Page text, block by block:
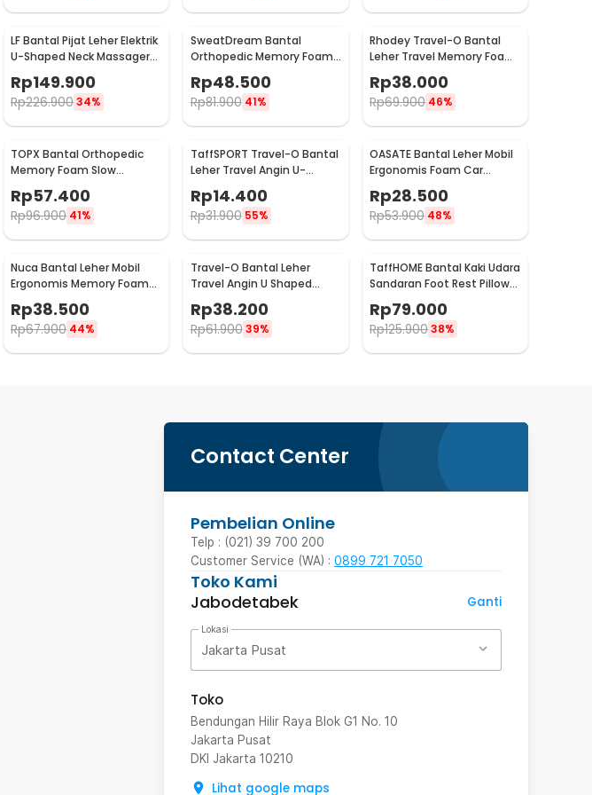
LF Bantal Pijat Leher Elektrik
U-Shaped Neck Massager
Rp149.900
Rp226.90034%
SweatDream Bantal
Orthopedic Memory Foam
Slow Rebound Bamboo -
SD600
Rp48.500
Rp81.900 41%
Rhodey Travel-O Bantal
Leher Travel Memory Foam
U-Shaped Neck Pillow -
SR43
Rp38.000
Rp69.900 46%
TOPX Bantal Orthopedic
Memory Foam Slow
48.5x28.5cm - TC100
Rp57.400
Rp96.900 41%
TaffSPORT Travel-O Bantal
Leher Travel Angin U-
Rp14.400
Rp31.900 55%
OASATE Bantal Leher Mobil
Ergonomis Foam Car
Headrest Pillow - M5
Rp28.500
Rp53.900 48%
Nuca Bantal Leher Mobil
Ergonomis Memory Foam
Car Headrest Pillow - NC33
Rp38.500
Rp67.900 44%
Travel-O Bantal Leher
Travel Angin U Shaped
Inflatable Neck Pillow -
RH30
Rp38.200
Rp61.900 39%
TaffHOME Bantal Kaki Udara
Sandaran Foot Rest Pillow
Rp79.000
Rp125.90038%
Contact Center
Pembelian Online
Telp : (021) 39 700 200
Customer Service (WA) : 0899 721 7050
Toko Kami
Jabodetabek
Ganti
Lokasi
Jakarta Pusat
Toko
Bendungan Hilir Raya Blok G1 No. 10
Jakarta Pusat
DKI Jakarta 10210
Lihat google maps